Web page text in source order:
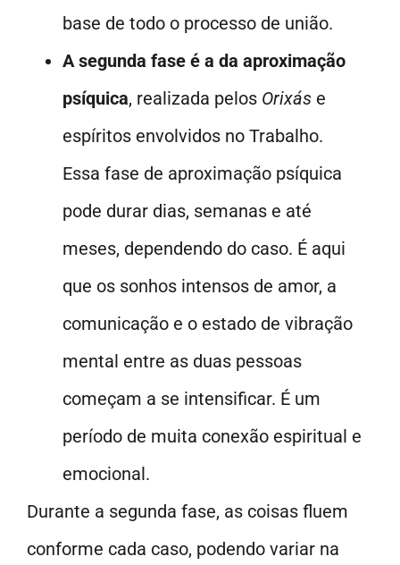
base de todo o processo de união.
A segunda fase é a da aproximação
psíquica, realizada pelos Orixás e
espíritos envolvidos no Trabalho.
Essa fase de aproximação psíquica
pode durar dias, semanas e até
meses, dependendo do caso. É aqui
que os sonhos intensos de amor, a
comunicação e o estado de vibração
mental entre as duas pessoas
começam a se intensificar. É um
período de muita conexão espiritual e
emocional.
Durante a segunda fase, as coisas fluem
conforme cada caso, podendo variar na